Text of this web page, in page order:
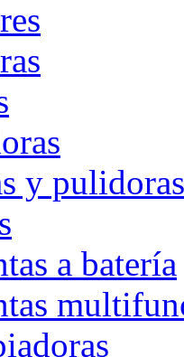
y pulidoras
a batería